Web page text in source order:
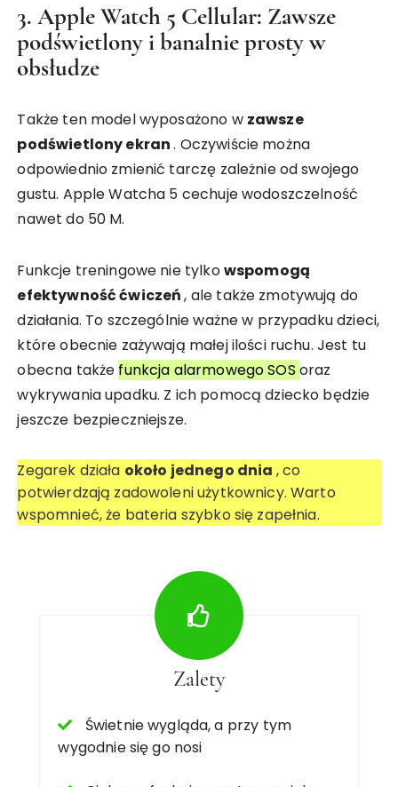
3. Apple Watch 5 Cellular: Zawsze
podświetlony i banalnie prosty w
obsłudze
Także ten model wyposażono w zawsze
podświetlony ekran. Oczywiście można
odpowiednio zmienić tarczę zależnie od swojego
gustu. Apple Watcha 5 cechuje wodoszczelność
nawet do 50 M.
Funkcje treningowe nie tylkowspomogą
efektywność ćwiczeń, ale także zmotywują do
działania. To szczególnie ważne w przypadku dzieci,
które obecnie zażywają małej ilości ruchu. Jest tu
obecna także funkcja alarmowego SOS oraz
wykrywania upadku. Z ich pomocą dziecko będzie
jeszcze bezpieczniejsze.
Zegarek działa około jednego dnia , co
potwierdzają zadowoleni użytkownicy. Warto
wspomnieć, że bateria szybko się zapełnia.
Zalety
Świetnie wygląda, a przy tym
wygodnie się go nosi